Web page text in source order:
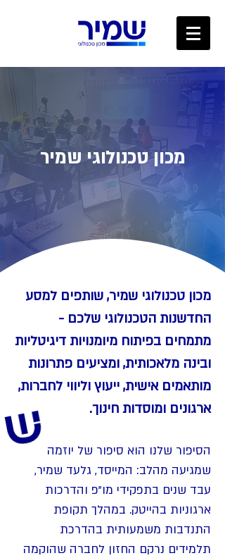
מכון טכנולוגי שמיר
מכון טכנולוגי שמיר, שותפים למסע
החדשנות הטכנולוגי שלכם -
מתמחים בפיתוח מיומנויות דיגיטליות
ובינה מלאכותית, ומציעים פתרונות
מותאמים אישית, ייעוץ וליווי לחברות,
ארגונים ומוסדות חינוך.
הסיפור שלנו הוא סיפור של יוזמה
שמגיעה מהלב: המייסד, גלעד שמיר,
עבד שנים בתפקידי מו"פ והדרכות
ארגוניות בהייטק. במהלך תקופת
התנדבות משמעותית בהדרכת
תלמידים נרקם החזון לחברה שהוקמה